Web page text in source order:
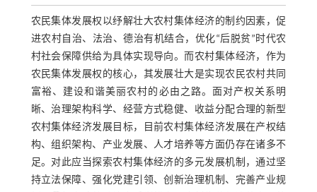
农民集体发展权以纾解壮大农村集体经济的制约因素，促
进农村自治、法治、德治有机结合，优化“后脱贫”时代农
村社会保障供给为具体实现导向。而农村集体经济，作为
农民集体发展权的核心，其发展壮大是实现农民农村共同
富裕、建设和谐美丽农村的必由之路。面对产权关系明
晰、治理架构科学、经营方式稳健、收益分配合理的新型
农村集体经济发展目标，目前农村集体经济发展在产权结
构、组织架构、产业发展、人才培养等方面仍存在诸多不
足。对此应当探索农村集体经济的多元发展机制，通过坚
持立法保障、强化党建引领、创新治理机制、完善产业规